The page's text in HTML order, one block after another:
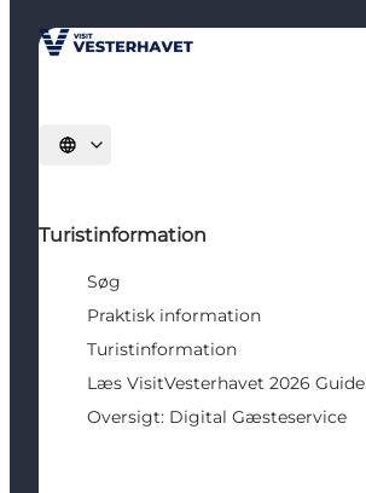
Vælg sprog
Turistinformation
Søg
Praktisk information
Turistinformation
Læs VisitVesterhavet 2026 Guide
Oversigt: Digital Gæsteservice